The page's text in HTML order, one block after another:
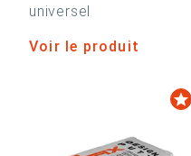
universel
Voir le produit